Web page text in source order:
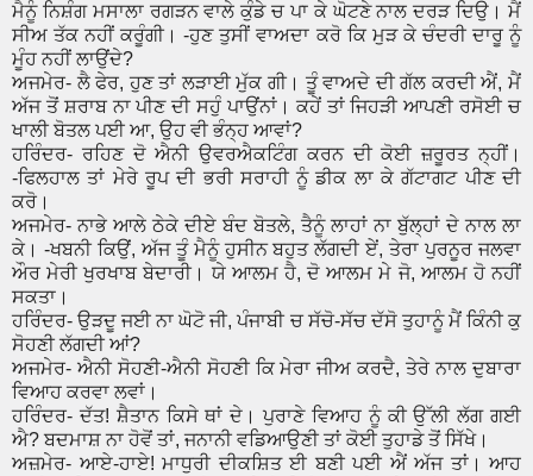
ਮੈਨੂੰ ਨਿਸ਼ੰਗ ਮਸਾਲਾ ਰਗੜਨ ਵਾਲੇ ਕੁੰਡੇ ਚ ਪਾ ਕੇ ਘੋਟਣੇ ਨਾਲ ਦਰੜ ਦਿਉ। ਮੈਂ
ਸੀਅ ਤੱਕ ਨਹੀਂ ਕਰੂੰਗੀ। -ਹੁਣ ਤੁਸੀਂ ਵਾਅਦਾ ਕਰੋ ਕਿ ਮੁੜ ਕੇ ਚੰਦਰੀ ਦਾਰੂ ਨੂੰ
ਮੂੰਹ ਨਹੀਂ ਲਾਉਂਦੇ?
ਅਜਮੇਰ- ਲੈ ਫੇਰ, ਹੁਣ ਤਾਂ ਲੜਾਈ ਮੁੱਕ ਗੀ। ਤੂੰ ਵਾਅਦੇ ਦੀ ਗੱਲ ਕਰਦੀ ਐਂ, ਮੈਂ
ਅੱਜ ਤੋਂ ਸ਼ਰਾਬ ਨਾ ਪੀਣ ਦੀ ਸਹੁੰ ਪਾਉਂਨਾਂ। ਕਹੇਂ ਤਾਂ ਜਿਹੜੀ ਆਪਣੀ ਰਸੋਈ ਚ
ਖਾਲੀ ਬੋਤਲ ਪਈ ਆ, ਉਹ ਵੀ ਭੰਨ੍ਹ ਆਵਾਂ?
ਹਰਿੰਦਰ- ਰਹਿਣ ਦੋ ਐਨੀ ਉਵਰਐਕਟਿੰਗ ਕਰਨ ਦੀ ਕੋਈ ਜ਼ਰੂਰਤ ਨ੍ਹੀਂ।
-ਫਿਲਹਾਲ ਤਾਂ ਮੇਰੇ ਰੂਪ ਦੀ ਭਰੀ ਸਰਾਹੀ ਨੂੰ ਡੀਕ ਲਾ ਕੇ ਗੱਟਾਗਟ ਪੀਣ ਦੀ
ਕਰੋ।
ਅਜਮੇਰ- ਨਾਭੇ ਆਲੇ ਠੇਕੇ ਦੀਏ ਬੰਦ ਬੋਤਲੇ, ਤੈਨੂੰ ਲਾਹਾਂ ਨਾ ਬੁੱਲ੍ਹਾਂ ਦੇ ਨਾਲ ਲਾ
ਕੇ। -ਖਬਨੀ ਕਿਉਂ, ਅੱਜ ਤੂੰ ਮੈਨੂੰ ਹੁਸੀਨ ਬਹੁਤ ਲੱਗਦੀ ਏਂ, ਤੇਰਾ ਪੁਰਨੂਰ ਜਲਵਾ
ਔਰ ਮੇਰੀ ਖੁਰਖਾਬ ਬੇਦਾਰੀ। ਯੇ ਆਲਮ ਹੈ, ਦੋ ਆਲਮ ਮੇ ਜੋ, ਆਲਮ ਹੋ ਨਹੀਂ
ਸਕਤਾ।
ਹਰਿੰਦਰ- ਉੜਦੂ ਜਈ ਨਾ ਘੋਟੋ ਜੀ, ਪੰਜਾਬੀ ਚ ਸੱਚੋ-ਸੱਚ ਦੱਸੋ ਤੁਹਾਨੂੰ ਮੈਂ ਕਿੰਨੀ ਕੁ
ਸੋਹਣੀ ਲੱਗਦੀ ਆਂ?
ਅਜਮੇਰ- ਐਨੀ ਸੋਹਣੀ-ਐਨੀ ਸੋਹਣੀ ਕਿ ਮੇਰਾ ਜੀਅ ਕਰਦੈ, ਤੇਰੇ ਨਾਲ ਦੁਬਾਰਾ
ਵਿਆਹ ਕਰਵਾ ਲਵਾਂ।
ਹਰਿੰਦਰ- ਦੱਤ! ਸ਼ੈਤਾਨ ਕਿਸੇ ਥਾਂ ਦੇ। ਪੁਰਾਣੇ ਵਿਆਹ ਨੂੰ ਕੀ ਉੱਲੀ ਲੱਗ ਗਈ
ਐ? ਬਦਮਾਸ਼ ਨਾ ਹੋਵੋਂ ਤਾਂ, ਜਨਾਨੀ ਵਡਿਆਉਣੀ ਤਾਂ ਕੋਈ ਤੁਹਾਡੇ ਤੋਂ ਸਿੱਖੇ।
ਅਜ਼ਮੇਰ- ਆਏ-ਹਾਏ! ਮਾਧੁਰੀ ਦੀਕਸ਼ਿਤ ਈ ਬਣੀ ਪਈ ਐਂ ਅੱਜ ਤਾਂ। ਆਹ